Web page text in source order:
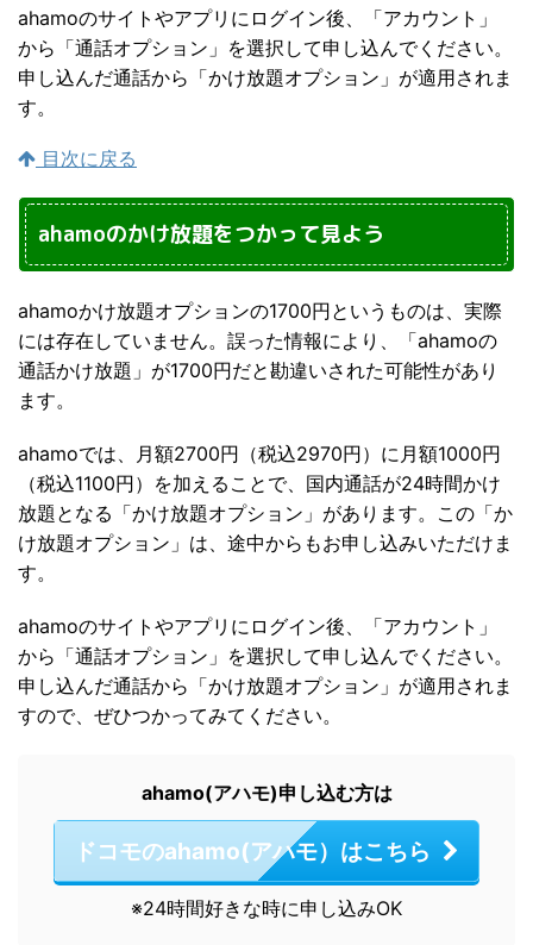
ahamoのサイトやアプリにログイン後、「アカウント」
から「通話オプション」を選択して申し込んでください。
申し込んだ通話から「かけ放題オプション」が適用されま
す。
目次に戻る
ahamoのかけ放題をつかって見よう
ahamoかけ放題オプションの1700円というものは、実際
には存在していません。誤った情報により、「ahamoの
通話かけ放題」が1700円だと勘違いされた可能性があり
ます。
ahamoでは、月額2700円（税込2970円）に月額1000円
（税込1100円）を加えることで、国内通話が24時間かけ
放題となる「かけ放題オプション」があります。この「か
け放題オプション」は、途中からもお申し込みいただけま
す。
ahamoのサイトやアプリにログイン後、「アカウント」
から「通話オプション」を選択して申し込んでください。
申し込んだ通話から「かけ放題オプション」が適用されま
すので、ぜひつかってみてください。
ahamo(アハモ)申し込む方は
ドコモのahamo(アハモ）はこちら
※24時間好きな時に申し込みOK